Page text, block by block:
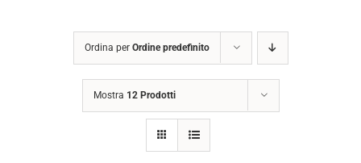
Ordina per Ordine predefinito
Mostra 12 Prodotti